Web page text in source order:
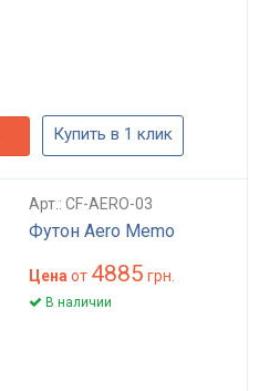
Купить в 1 клик
Арт.: CF-AERO-03
Футон Aero Memo
Цена от 4885 грн.
В наличии